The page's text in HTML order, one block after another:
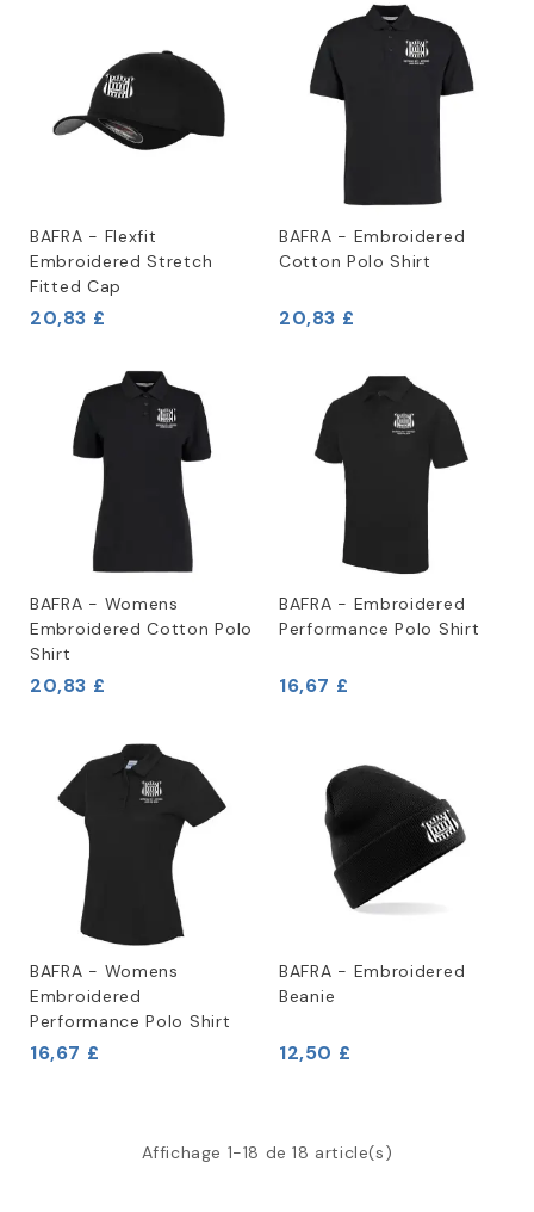
BAFRA - Flexfit
Embroidered Stretch
Fitted Cap
20,83 £
BAFRA - Embroidered
Cotton Polo Shirt
20,83 £
BAFRA - Womens
Embroidered Cotton Polo
Shirt
20,83 £
BAFRA - Embroidered
Performance Polo Shirt
16,67 £
BAFRA - Womens
Embroidered
Performance Polo Shirt
16,67 £
BAFRA - Embroidered
Beanie
12,50 £
Affichage 1-18 de 18 article(s)